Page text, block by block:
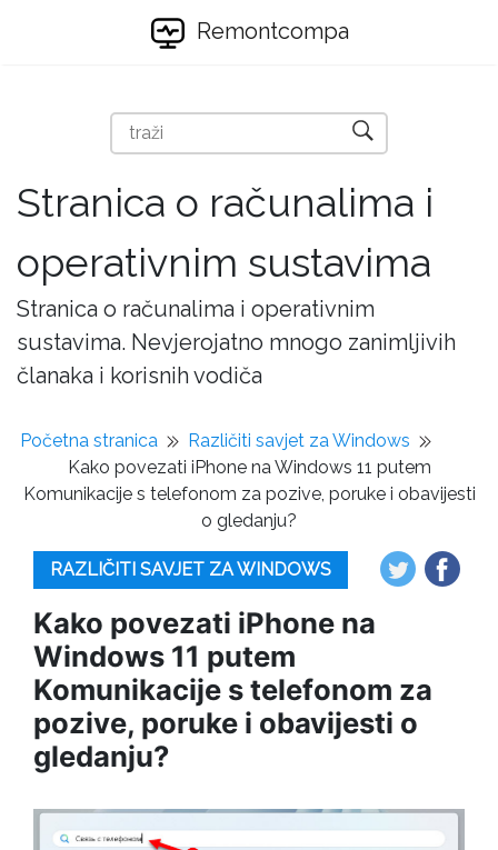
Remontcompa
Stranica o računalima i
operativnim sustavima
Stranica o računalima i operativnim
sustavima. Nevjerojatno mnogo zanimljivih
članaka i korisnih vodiča
Početna stranica
Različiti savjet za Windows
Kako povezati iPhone na Windows 11 putem
Komunikacije s telefonom za pozive, poruke i obavijesti
o gledanju?
RAZLIČITI SAVJET ZA WINDOWS
Kako povezati iPhone na
Windows 11 putem
Komunikacije s telefonom za
pozive, poruke i obavijesti o
gledanju?